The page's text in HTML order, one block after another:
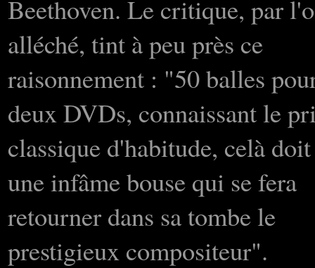
Beethoven. Le critique, par
alléché, tint à peu près ce
raisonnement : "50 balles
deux DVDs, connaissant le
classique d'habitude, celà
une infâme bouse qui se fera
retourner dans sa tombe le
prestigieux compositeur".